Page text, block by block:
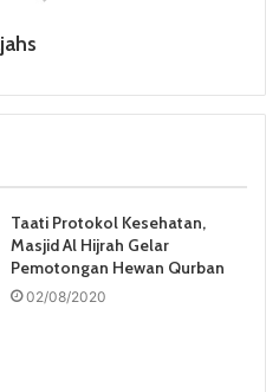
Taati Protokol Kesehatan,
Masjid Al Hijrah Gelar
Pemotongan Hewan Qurban
02/08/2020